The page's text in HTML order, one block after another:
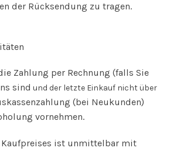
der Rücksendung zu tragen.
Zahlung per Rechnung (falls Sie
sind und der letzte Einkauf nicht über
(bei Neukunden)
vornehmen.
Kaufpreises ist unmittelbar mit